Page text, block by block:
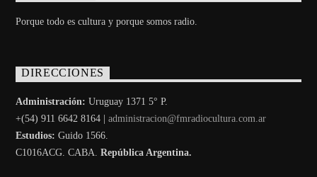
Porque todo es cultura y porque somos radio.
DIRECCIONES
Administración: Uruguay 1371 5° P.
+(54) 911 6642 8164 |administracion@fmradiocultura.com.ar
Estudios: Guido 1566.
C1016ACG. CABA.República Argentina.